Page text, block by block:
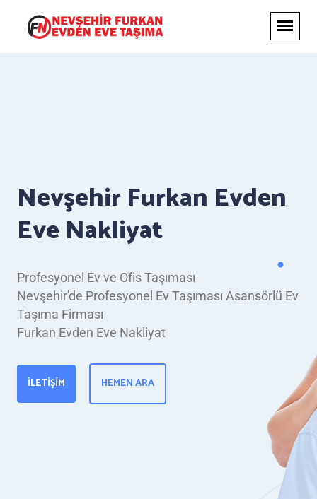
Nevşehir Furkan Evden
Eve Nakliyat
Profesyonel Ev ve Ofis Taşıması
Nevşehir'de Profesyonel Ev Taşıması Asansörlü Ev
Taşıma Firması
Furkan Evden Eve Nakliyat
İLETIŞIM HEMEN ARA